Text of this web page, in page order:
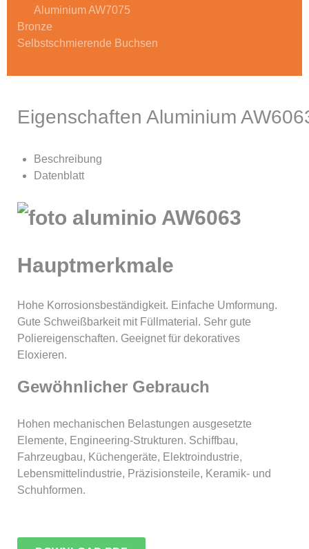
Aluminium AW7075
Bronze
Selbstschmierende Buchsen
Eigenschaften Aluminium
Beschreibung
Datenblatt
Hauptmerkmale
Hohe Korrosionsbeständigkeit. Einfache Umformung.
Gute Schweißbarkeit mit Füllmaterial. Sehr gute
Poliereigenschaften. Geeignet für dekoratives
Eloxieren.
Gewöhnlicher Gebrauch
Hohen mechanischen Belastungen ausgesetzte
Elemente, Engineering-Strukturen. Schiffbau,
Fahrzeugbau, Küchengeräte, Elektroindustrie,
Lebensmittelindustrie, Präzisionsteile, Keramik- und
Schuhformen.